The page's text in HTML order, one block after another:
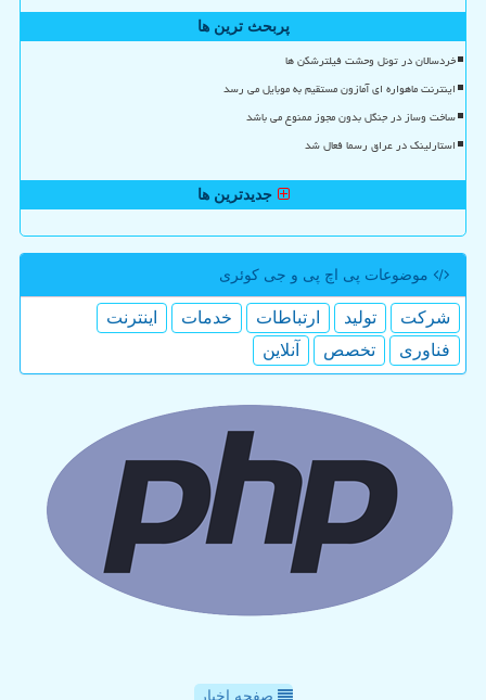
پربحث ترین ها
خردسالان در تونل وحشت فیلترشکن ها
اینترنت ماهواره ای آمازون مستقیم به موبایل می رسد
ساخت وساز در جنگل بدون مجوز ممنوع می باشد
استارلینک در عراق رسما فعال شد
جدیدترین ها
موضوعات پی اچ پی و جی كوئری
شركت تولید ارتباطات خدمات
اینترنت
فناوری
تخصص آنلاین
صفحه اخبار